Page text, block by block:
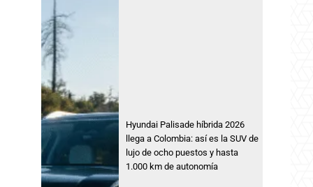
Hyundai Palisade híbrida 2026
llega a Colombia: así es la SUV de
lujo de ocho puestos y hasta
1.000 km de autonomía